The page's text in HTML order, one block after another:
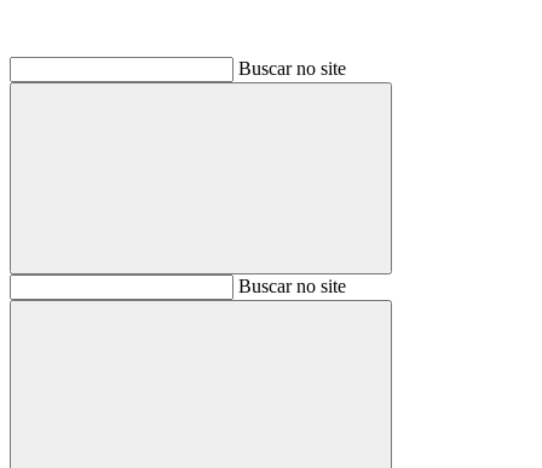
Buscar no site
BuscarBuscar no site